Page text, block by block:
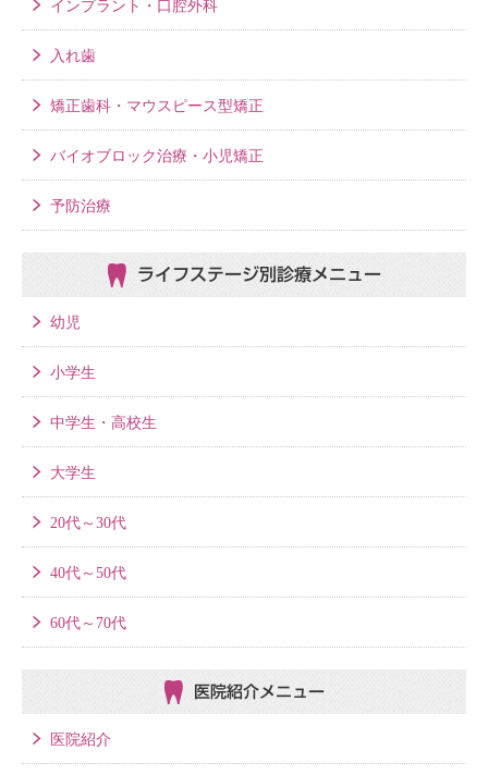
インプラント・口腔外科
入れ歯
矯正歯科・マウスピース型矯正
バイオブロック治療・小児矯正
予防治療
ライフステージ別 診療メニュー
幼児
小学生
中学生・高校生
大学生
20代～30代
40代～50代
60代～70代
医院紹介メニュー
医院紹介